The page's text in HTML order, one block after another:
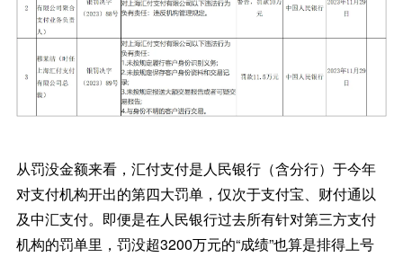
从罚没金额来看，汇付支付是人民银行（含分行）于今年
对支付机构开出的第四大罚单，仅次于支付宝、财付通以
及中汇支付。即便是在人民银行过去所有针对第三方支付
机构的罚单里，罚没超3200万元的“成绩”也算是排得上号